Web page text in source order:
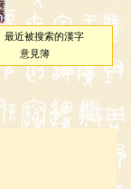
最近被搜索的漢字
意見簿